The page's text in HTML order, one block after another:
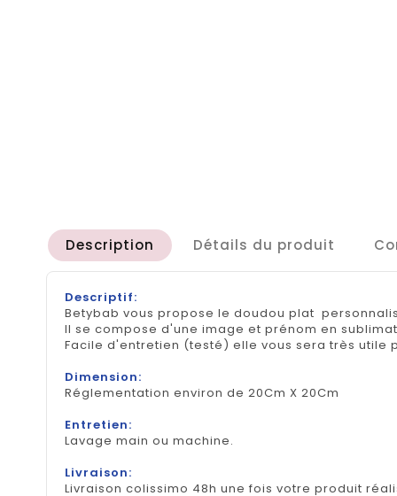
Description Détails du produit
Descriptif:
Betybab vous propose le doudou plat
Il se compose d'une image et prénom en
Facile d'entretien (testé) elle vous sera très utile
Dimension:
Réglementation environ de 20Cm X 20Cm
Entretien:
Lavage main ou machine.
Livraison:
Livraison colissimo 48h une fois votre produit